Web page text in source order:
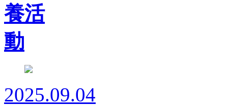
2025.09.04